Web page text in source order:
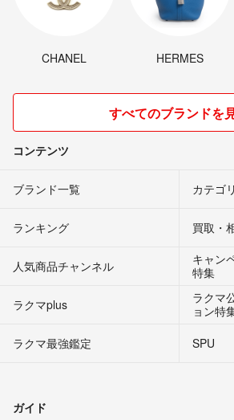
CHANEL HERMES
すべてのブランドを
コンテンツ
ブランド一覧 カテゴ
ランキング 買取・
人気商品チャンネル
キャン
特集
ラクマplus
ラクマ
ョン特
ラクマ最強鑑定
SPU
ガイド